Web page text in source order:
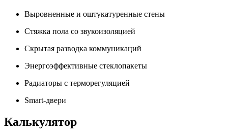
Выровненные и оштукатуренные стены
Стяжка пола со звукоизоляцией
Скрытая разводка коммуникаций
Энергоэффективные стеклопакеты
Радиаторы с терморегуляцией
Smart-двери
Калькулятор